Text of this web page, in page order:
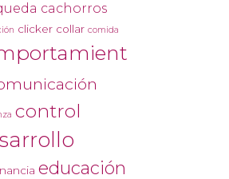
cachorros
clicker collar comida
control
educación